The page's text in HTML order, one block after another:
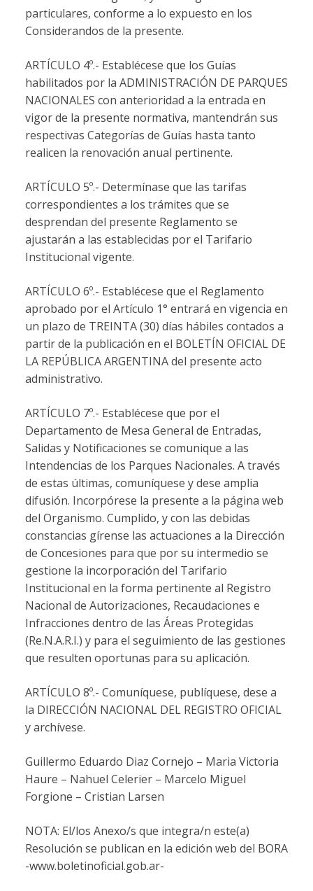
particulares, conforme a lo expuesto en los
Considerandos de la presente.
ARTÍCULO 4º.- Establécese que los Guías
habilitados por la ADMINISTRACIÓN DE PARQUES
NACIONALES con anterioridad a la entrada en
vigor de la presente normativa, mantendrán sus
respectivas Categorías de Guías hasta tanto
realicen la renovación anual pertinente.
ARTÍCULO 5º.- Determínase que las tarifas
correspondientes a los trámites que se
desprendan del presente Reglamento se
ajustarán a las establecidas por el Tarifario
Institucional vigente.
ARTÍCULO 6º.- Establécese que el Reglamento
aprobado por el Artículo 1° entrará en vigencia en
un plazo de TREINTA (30) días hábiles contados a
partir de la publicación en el BOLETÍN OFICIAL DE
LA REPÚBLICA ARGENTINA del presente acto
administrativo.
ARTÍCULO 7º.- Establécese que por el
Departamento de Mesa General de Entradas,
Salidas y Notificaciones se comunique a las
Intendencias de los Parques Nacionales. A través
de estas últimas, comuníquese y dese amplia
difusión. Incorpórese la presente a la página web
del Organismo. Cumplido, y con las debidas
constancias gírense las actuaciones a la Dirección
de Concesiones para que por su intermedio se
gestione la incorporación del Tarifario
Institucional en la forma pertinente al Registro
Nacional de Autorizaciones, Recaudaciones e
Infracciones dentro de las Áreas Protegidas
(Re.N.A.R.I.) y para el seguimiento de las gestiones
que resulten oportunas para su aplicación.
ARTÍCULO 8º.- Comuníquese, publíquese, dese a
la DIRECCIÓN NACIONAL DEL REGISTRO OFICIAL
y archívese.
Guillermo Eduardo Diaz Cornejo – Maria Victoria
Haure – Nahuel Celerier – Marcelo Miguel
Forgione – Cristian Larsen
NOTA: El/los Anexo/s que integra/n este(a)
Resolución se publican en la edición web del BORA
-www.boletinoficial.gob.ar-